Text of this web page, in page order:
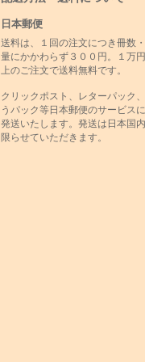
日本郵便
送料は、１回の注文につき冊数
量にかかわらず３００円。１万
上のご注文で送料無料です。
クリックポスト、レターパック
うパック等日本郵便のサービス
発送いたします。発送は日本国
限らせていただきます。